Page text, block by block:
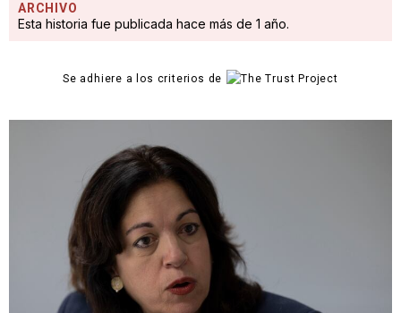
ARCHIVO
Esta historia fue publicada hace más de 1 año.
Se adhiere a los criterios de